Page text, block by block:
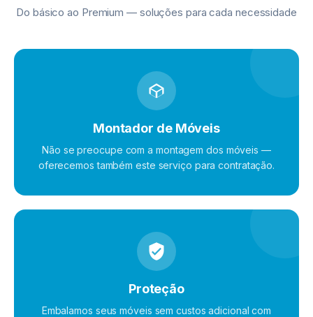
Do básico ao Premium — soluções para cada necessidade
Montador de Móveis
Não se preocupe com a montagem dos móveis —
oferecemos também este serviço para contratação.
Proteção
Embalamos seus móveis sem custos adicional com